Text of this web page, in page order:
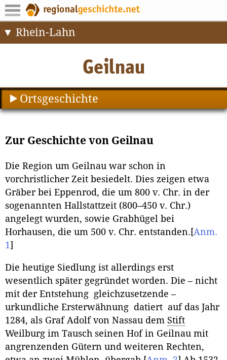
Rhein-Lahn
Ortsgeschichte
Zur Geschichte von Geilnau
Die Region um Geilnau war schon in
vorchristlicher Zeit besiedelt. Dies zeigen etwa
Gräber bei Eppenrod, die um 800 v. Chr. in der
sogenannten Hallstattzeit (800–450 v. Chr.)
angelegt wurden, sowie Grabhügel bei
Horhausen, die um 500 v. Chr. entstanden. [Anm.
1]
Die heutige Siedlung ist allerdings erst
wesentlich später gegründet worden. Die – nicht
mit der Entstehung gleichzusetzende –
urkundliche Ersterwähnung datiert auf das Jahr
1284, als Graf Adolf von Nassau dem Stift
Weilburg im Tausch seinen Hof in Geilnau mit
angrenzenden Gütern und weiteren Rechten,